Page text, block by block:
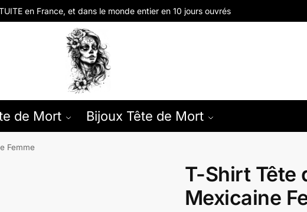
en France, et dans le monde entier en 10 jours ouvrés
de Mort Bijoux Tête de Mort
Femme
T-Shirt Tête
Mexicaine